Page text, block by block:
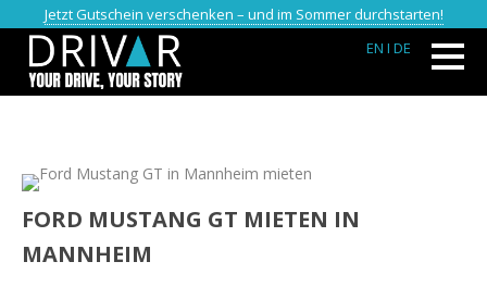
Jetzt Gutschein verschenken – und im Sommer durchstarten!
EN I DE
FORD MUSTANG GT MIETEN IN
MANNHEIM